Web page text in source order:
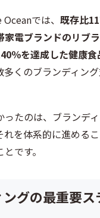
では、 既存比
家電ブランドのリブ
％を達成した健康
多くのブランディン
ったのは、ブランデ
れを体系的に進める
です。
ングの最重要